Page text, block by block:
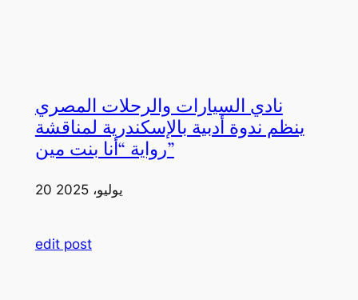
نادي السيارات والرحلات المصري
ينظم ندوة أدبية بالإسكندرية لمناقشة
رواية “أنا بنت مين”
20 يوليو، 2025
edit post